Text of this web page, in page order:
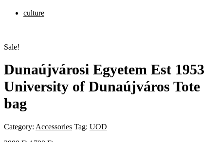
culture
Sale!
Dunaújvárosi Egyetem Est 1953
University of Dunaújváros Tote
bag
Category: Accessories Tag: UOD